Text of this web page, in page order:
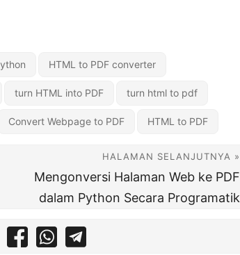
HTML to PDF converter
turn HTML into PDF turn html to pdf
Convert Webpage to PDF HTML to PDF
HALAMAN SELANJUTNYA »
Mengonversi Halaman Web ke PDF
dalam Python Secara Programatik